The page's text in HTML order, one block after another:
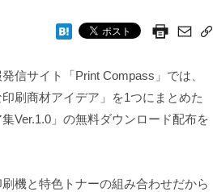
信サイト「Print Compass」では、
刷商材アイデア」を1つにまとめた
Ver.1.0」の無料ダウンロード配布を
機と特色トナーの組み合わせだから